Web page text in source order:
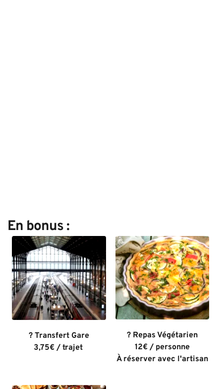
En bonus :
? Transfert Gare
3,75€ / trajet
? Repas Végétarien
12€ / personne
À réserver avec l'artisan